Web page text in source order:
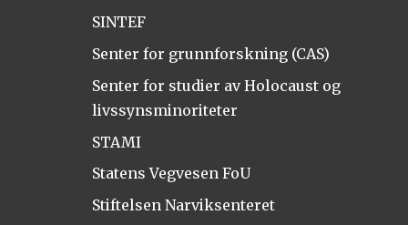
SINTEF
Senter for grunnforskning (CAS)
Senter for studier av Holocaust og
livssynsminoriteter
STAMI
Statens Vegvesen FoU
Stiftelsen Narviksenteret